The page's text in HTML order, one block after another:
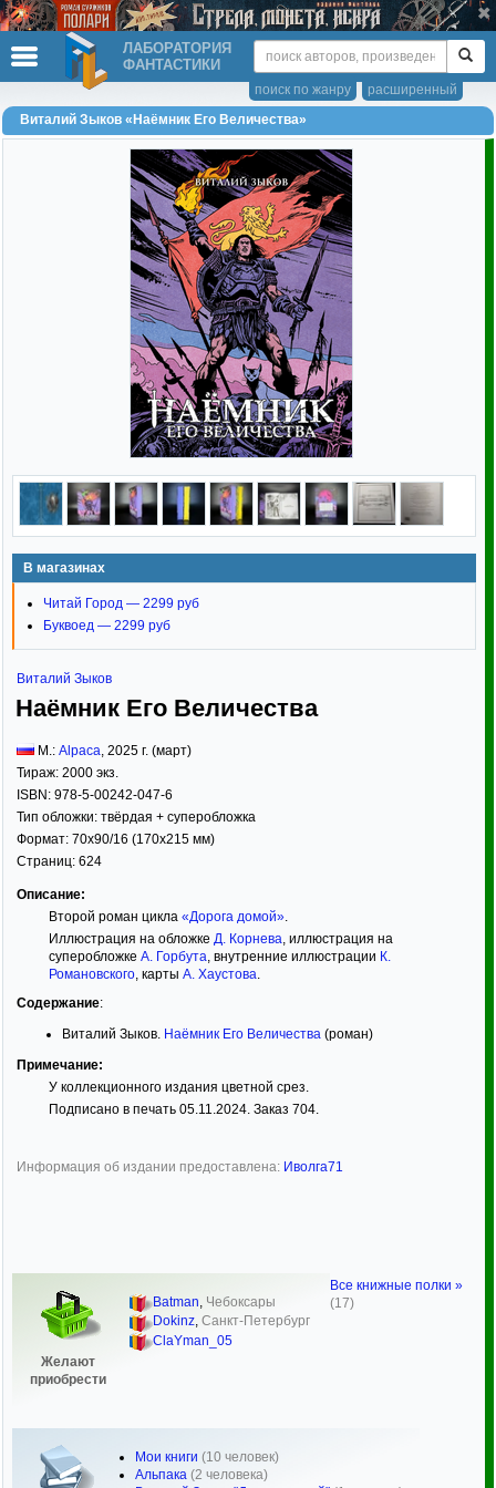
ЛАБОРАТОРИЯ
ФАНТАСТИКИ
расширенный
поиск по жанру
Виталий Зыков «Наёмник Его Величества»
В магазинах
Читай Город — 2299 руб
Буквоед — 2299 руб
Виталий Зыков
Наёмник Его Величества
М.: Alpaca, 2025 г. (март)
Тираж: 2000 экз.
ISBN: 978-5-00242-047-6
Тип обложки: твёрдая + суперобложка
Формат: 70x90/16 (170x215 мм)
Страниц: 624
Описание:
Второй роман цикла «Дорога домой».
Иллюстрация на обложке Д. Корнева, иллюстрация на
суперобложке А. Горбута, внутренние иллюстрации К.
Романовского, карты А. Хаустова.
Содержание:
Виталий Зыков. Наёмник Его Величества (роман)
Примечание:
У коллекционного издания цветной срез.
Подписано в печать 05.11.2024. Заказ 704.
Информация об издании предоставлена: Иволга71
Желают
приобрести
Batman, Чебоксары
Dokinz, Санкт-Петербург
ClaYman_05
Мои книги (10 человек)
Альпака (2 человека)
Все книжные полки »
(17)